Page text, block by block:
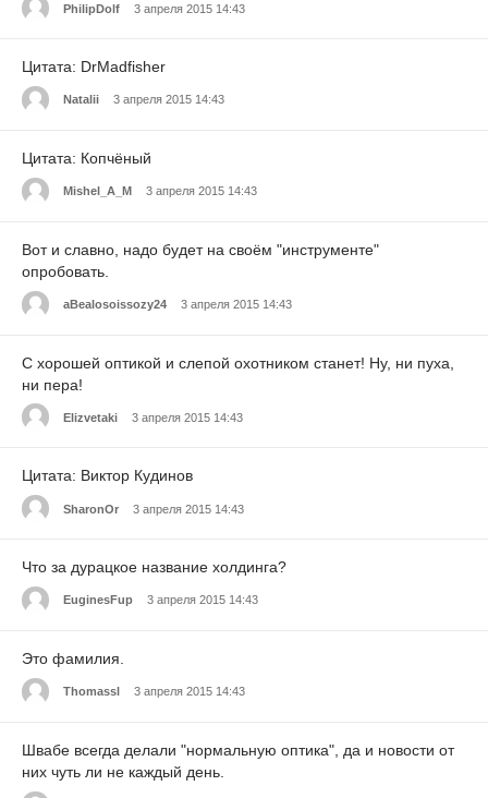
PhilipDolf 3 апреля 2015 14:43
Цитата: DrMadfisher
Natalii 3 апреля 2015 14:43
Цитата: Копчёный
Mishel_A_M 3 апреля 2015 14:43
Вот и славно, надо будет на своём "инструменте"
опробовать.
aBealosoissozy24 3 апреля 2015 14:43
С хорошей оптикой и слепой охотником станет! Ну, ни пуха,
ни пера!
Elizvetaki 3 апреля 2015 14:43
Цитата: Виктор Кудинов
SharonOr 3 апреля 2015 14:43
Что за дурацкое название холдинга?
EuginesFup 3 апреля 2015 14:43
Это фамилия.
Thomassl 3 апреля 2015 14:43
Швабе всегда делали "нормальную оптика", да и новости от
них чуть ли не каждый день.